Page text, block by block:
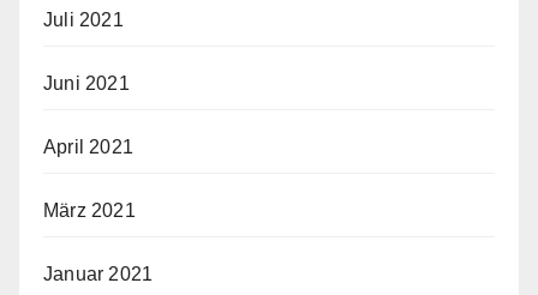
Juli 2021
Juni 2021
April 2021
März 2021
Januar 2021